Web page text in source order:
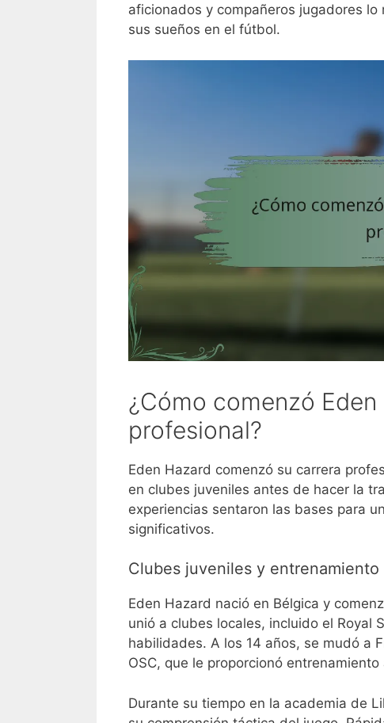
aficionados y compañeros jugadores
sus sueños en el fútbol.
¿Cómo comenzó
profesional?
Eden Hazard comenzó su carrera
en clubes juveniles antes de hacer la
experiencias sentaron las bases para
significativos.
Clubes juveniles y entrenamiento
Eden Hazard nació en Bélgica y
unió a clubes locales, incluido el Royal
habilidades. A los 14 años, se mudó a
OSC, que le proporcionó
Durante su tiempo en la academia de